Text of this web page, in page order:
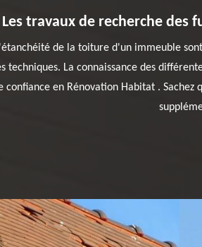
Les travaux de recherche des
de la toiture d'un immeuble
techniques. La connaissance des
confiance en Rénovation Habitat .